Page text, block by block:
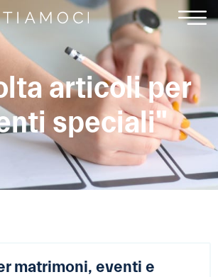
articoli per
speciali"
matrimoni, eventi e